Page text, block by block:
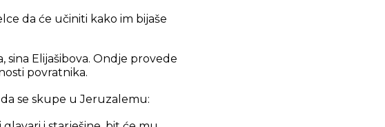
da će učiniti kako im bijaše
sina Elijašibova. Ondje provede
povratnika.
se skupe u Jeruzalemu: